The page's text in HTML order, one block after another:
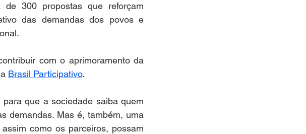
300 propostas que reforçam
das demandas dos povos e
com o aprimoramento da
Brasil Participativo.
que a sociedade saiba quem
demandas. Mas é, também, uma
como os parceiros, possam